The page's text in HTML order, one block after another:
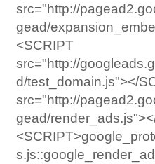
src="http://
gead/
<SCRIPT
src="http://
d/test_domain.js"></
src="http://
gead/